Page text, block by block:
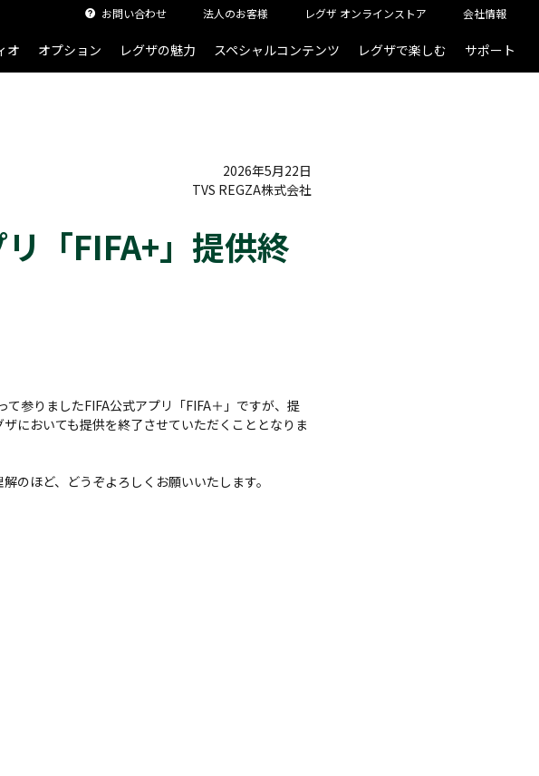
お問い合わせ 法人のお客様 レグザ オンラインストア 会社情報
オ オプション レグザの魅力 スペシャルコンテンツ レグザで楽しむ サポート
2026年5月22日
TVS REGZA株式会社
「FIFA+」提供終
参りましたFIFA公式アプリ「FIFA＋」ですが、提
においても提供を終了させていただくこととなりま
のほど、どうぞよろしくお願いいたします。